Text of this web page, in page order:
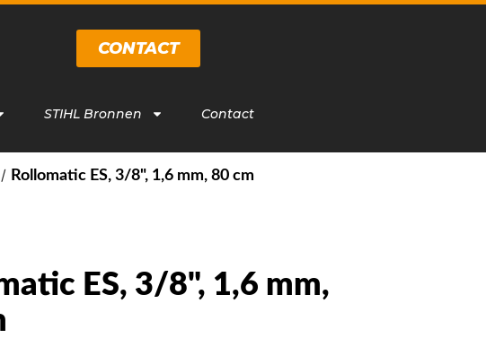
CONTACT
STIHL Bronnen Contact
/ Rollomatic ES, 3/8", 1,6 mm, 80 cm
ES, 3/8", 1,6 mm,